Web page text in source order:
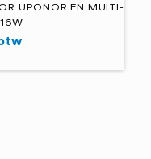
UPONOR EN MULTI-